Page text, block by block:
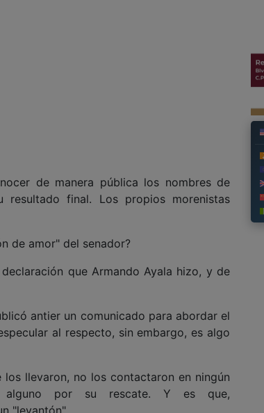
de manera pública los nombres de
final. Los propios morenistas
de amor" del senador?
que Armando Ayala hizo, y de
antier un comunicado para abordar el
al respecto, sin embargo, es algo
llevaron, no los contactaron en ningún
alguno por su rescate. Y es que,
"levantón"